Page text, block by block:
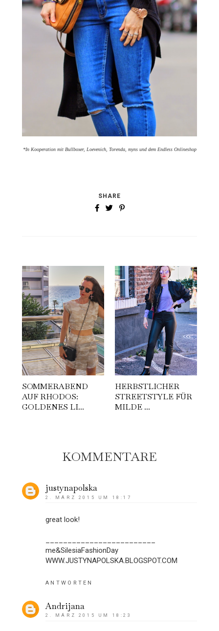
*In Kooperation mit Bullboxer, Loevenich, Torenda, myns und dem Endless Onlineshop
SHARE
SOMMERABEND
AUF RHODOS:
GOLDENES LI...
HERBSTLICHER
STREETSTYLE FÜR
MILDE ...
KOMMENTARE
justynapolska
2. MÄRZ 2015 UM 18:17
great look!
me&SilesiaFashionDay
WWW.JUSTYNAPOLSKA.BLOGSPOT.COM
ANTWORTEN
Andrijana
2. MÄRZ 2015 UM 18:23